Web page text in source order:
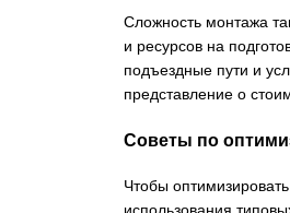
Сложность монтажа
и ресурсов на
подъездные пути и
представление о
Советы по
Чтобы